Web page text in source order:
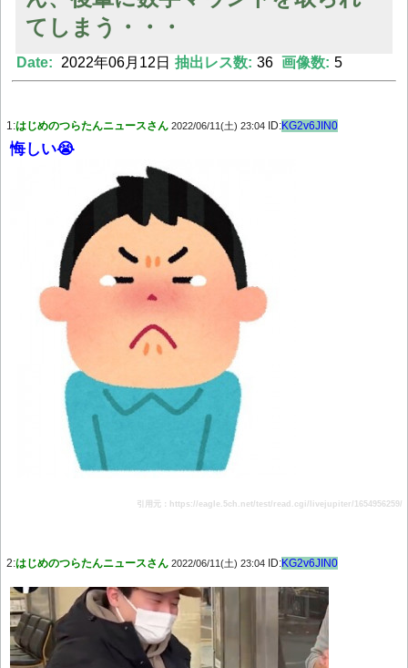
Powered by livedoor 相互RSS
てしまう・・・
Date: 2022年06月12日 抽出レス数: 36 画像数: 5
1:はじめのつらたんニュースさん 2022/06/11(土) 23:04 ID:KG2v6JIN0
悔しい😭
引用元：https://eagle.5ch.net/test/read.cgi/livejupiter/1654956259/
2:はじめのつらたんニュースさん 2022/06/11(土) 23:04 ID:KG2v6JIN0